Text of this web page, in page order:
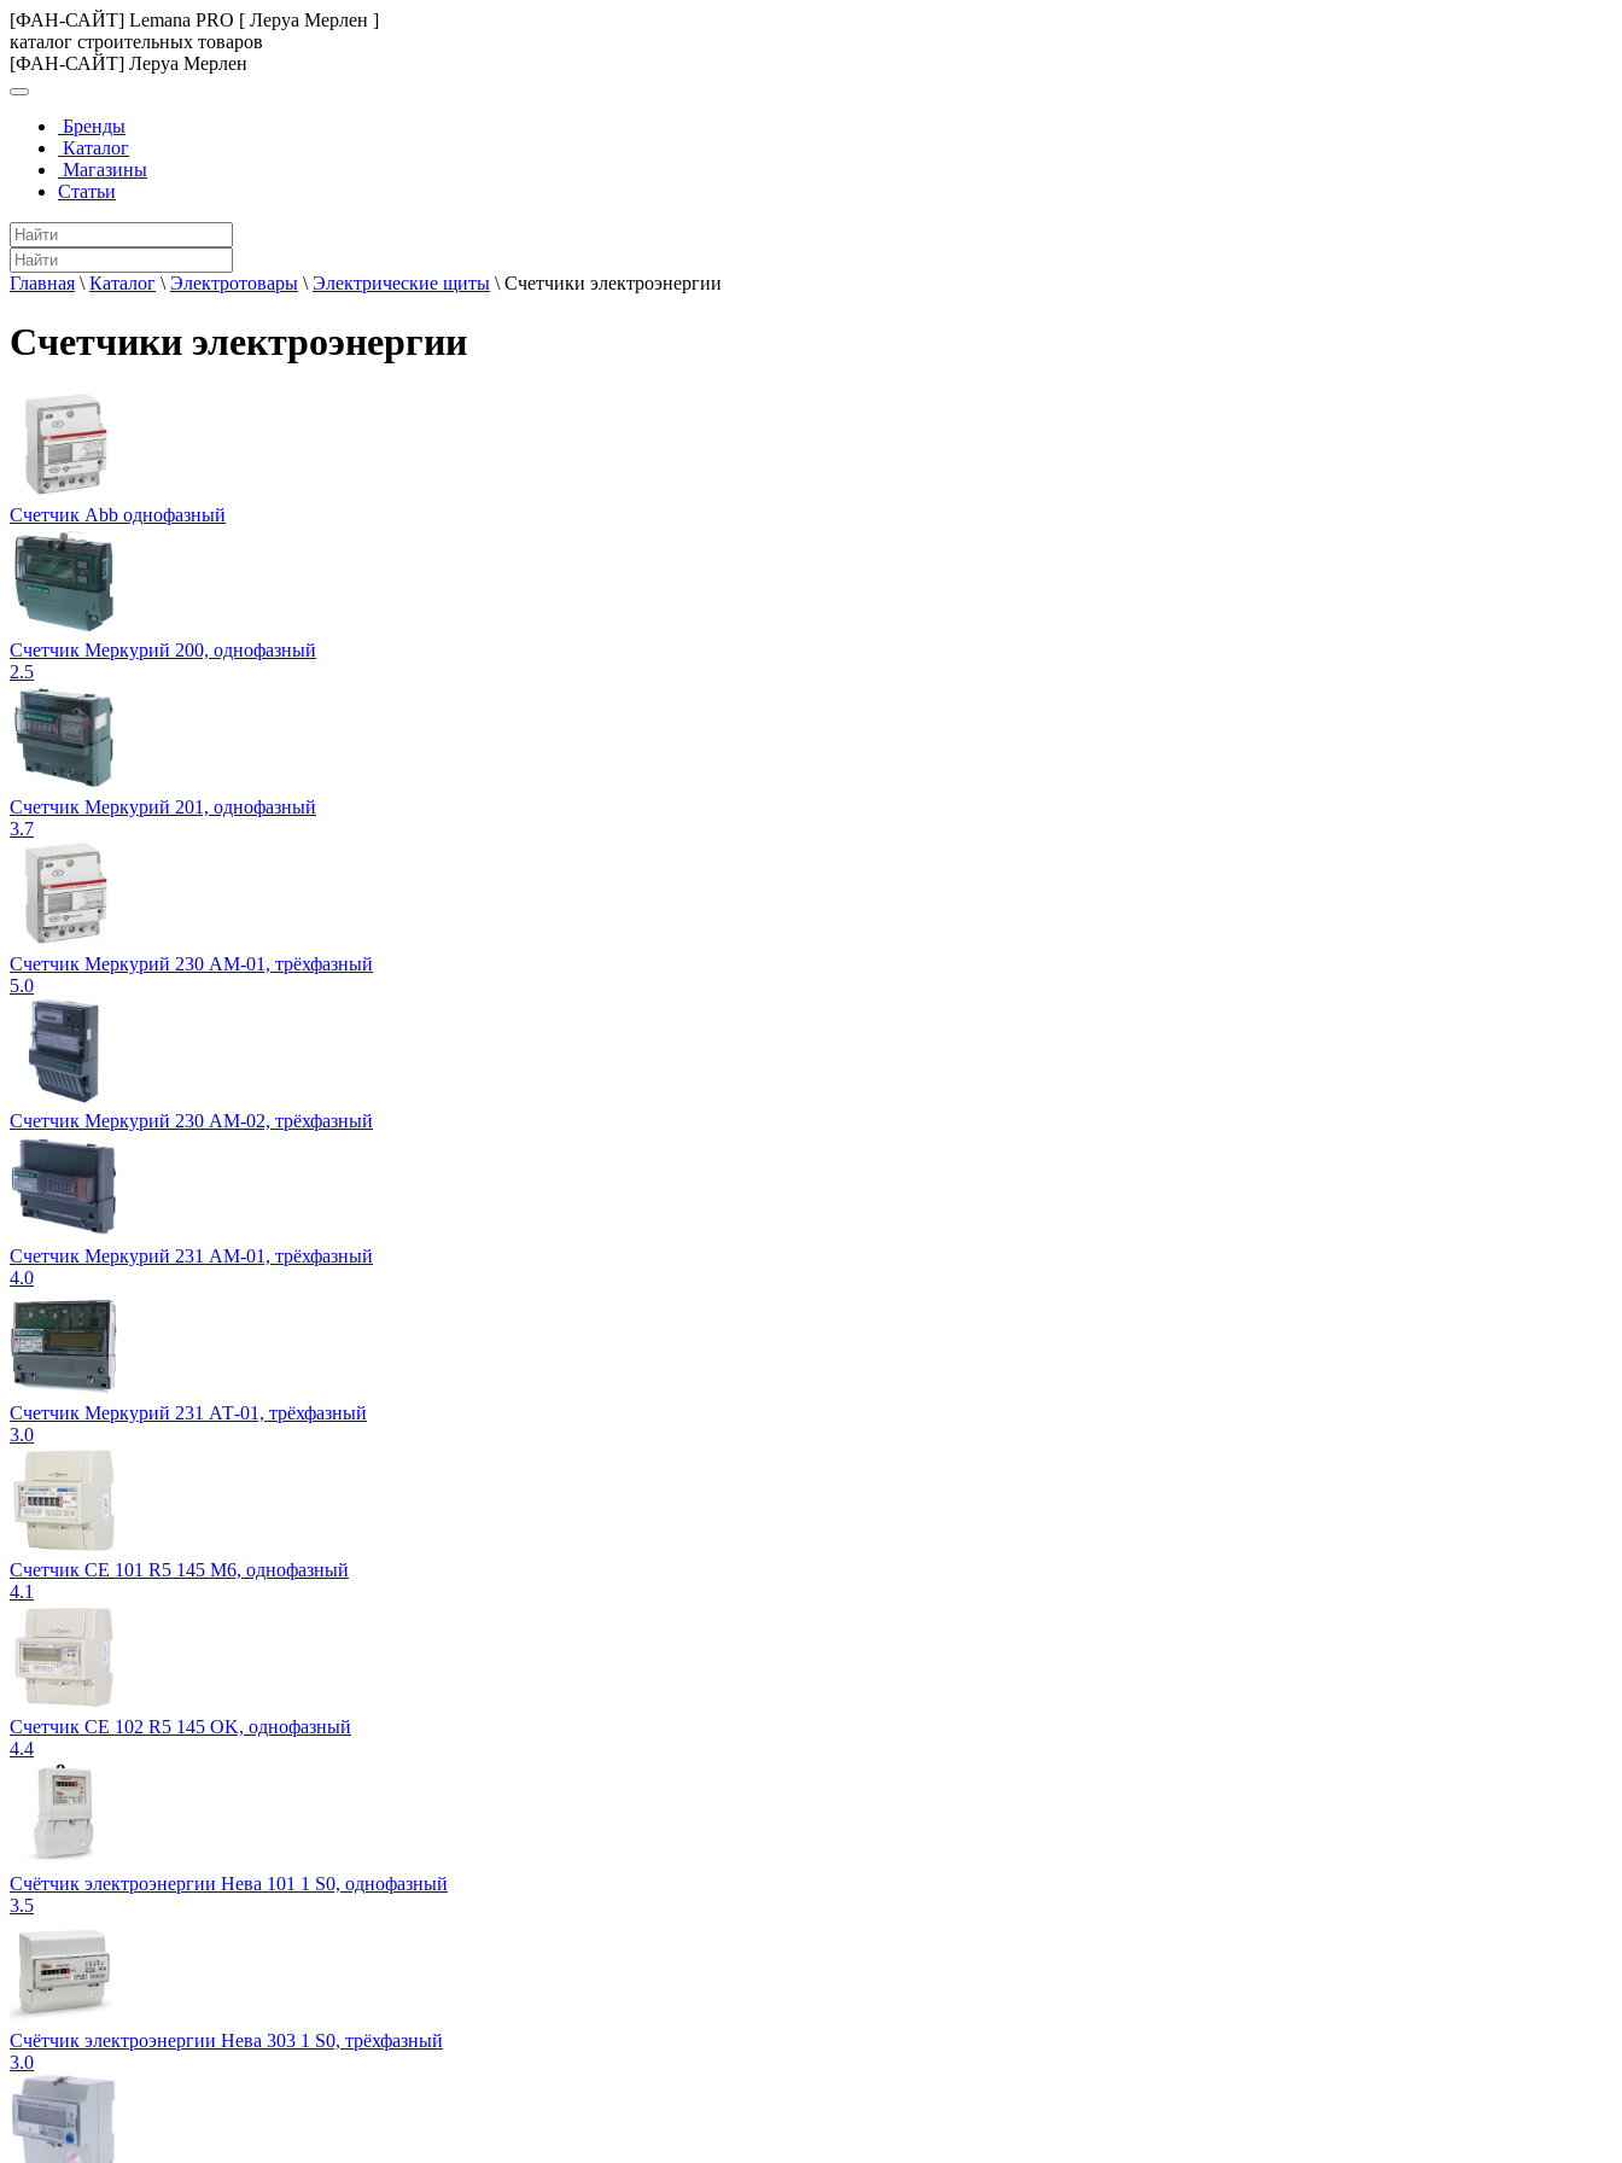
[ФАН-САЙТ] Lemana PRO [ Леруа Мерлен ]
каталог строительных товаров
[ФАН-САЙТ] Леруа Мерлен
Бренды
Каталог
Магазины
Статьи
Главная \ Каталог \ Электротовары \ Электрические щиты \ Счетчики электроэнергии
Счетчики электроэнергии
Счетчик Abb однофазный
Счетчик Меркурий 200, однофазный
2.5
Счетчик Меркурий 201, однофазный
3.7
Счетчик Меркурий 230 АМ-01, трёхфазный
5.0
Счетчик Меркурий 230 АМ-02, трёхфазный
Счетчик Меркурий 231 АМ-01, трёхфазный
4.0
Счетчик Меркурий 231 АТ-01, трёхфазный
3.0
Счетчик СЕ 101 R5 145 М6, однофазный
4.1
Счетчик СЕ 102 R5 145 OK, однофазный
4.4
Счётчик электроэнергии Нева 101 1 S0, однофазный
3.5
Счётчик электроэнергии Нева 303 1 S0, трёхфазный
3.0